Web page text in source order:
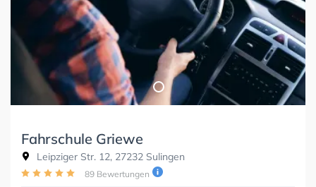
Fahrschule Griewe
Leipziger Str. 12, 27232 Sulingen
89 Bewertungen